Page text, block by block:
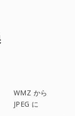
WMZ から
JPEG に